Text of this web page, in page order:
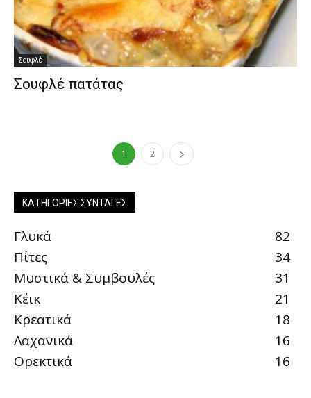
Σουφλέ
Σουφλέ πατάτας
1 2
ΚΑΤΗΓΟΡΊΕΣ ΣΥΝΤΑΓΈΣ
Γλυκά
82
Πίτες
34
Μυστικά & Συμβουλές
31
Κέικ
21
Κρεατικά
18
Λαχανικά
16
Ορεκτικά
16